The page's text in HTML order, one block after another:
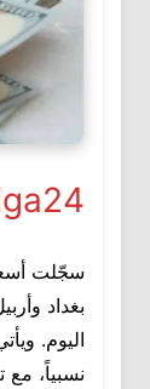
سجّلت
بغداد
اليوم.
نسبياً،